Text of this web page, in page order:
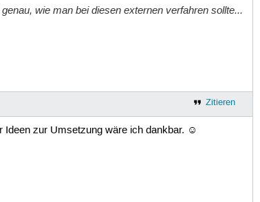
wie man bei diesen externen verfahren sollte...
Zitieren
Ideen zur Umsetzung wäre ich dankbar. ☺